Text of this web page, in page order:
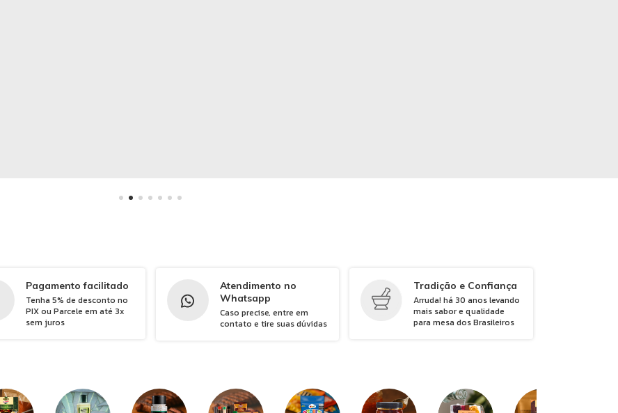
Pagamento facilitado
Tenha 5% de desconto no
PIX ou Parcele em até 3x
sem juros
Atendimento no
Whatsapp
Caso precise, entre em
contato e tire suas dúvidas
Tradição e Confiança
Arruda! há 30 anos levando
mais sabor e qualidade
para mesa dos Brasileiros